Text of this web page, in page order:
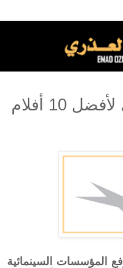
قائمة معهد الفيلم الأميركي لأفضل 10 أفلام
المؤسسات السينمائية